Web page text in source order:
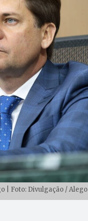
| Foto: Divulgação / Alego